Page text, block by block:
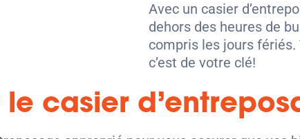
Avec un casier
dehors des heures de
compris les jours fériés.
c’est de votre clé!
casier